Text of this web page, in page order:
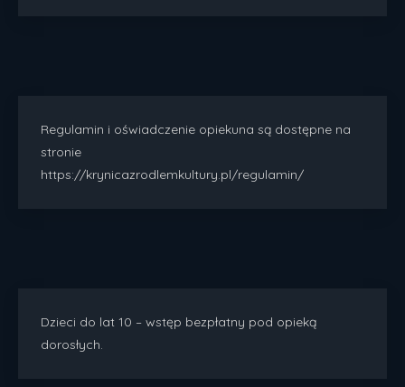
Regulamin i oświadczenie opiekuna są dostępne na
stronie
https://krynicazrodlemkultury.pl/regulamin/
Dzieci do lat 10 – wstęp bezpłatny pod opieką
dorosłych.